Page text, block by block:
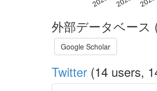
外部データベース
Google Scholar
Twitter (14 users,